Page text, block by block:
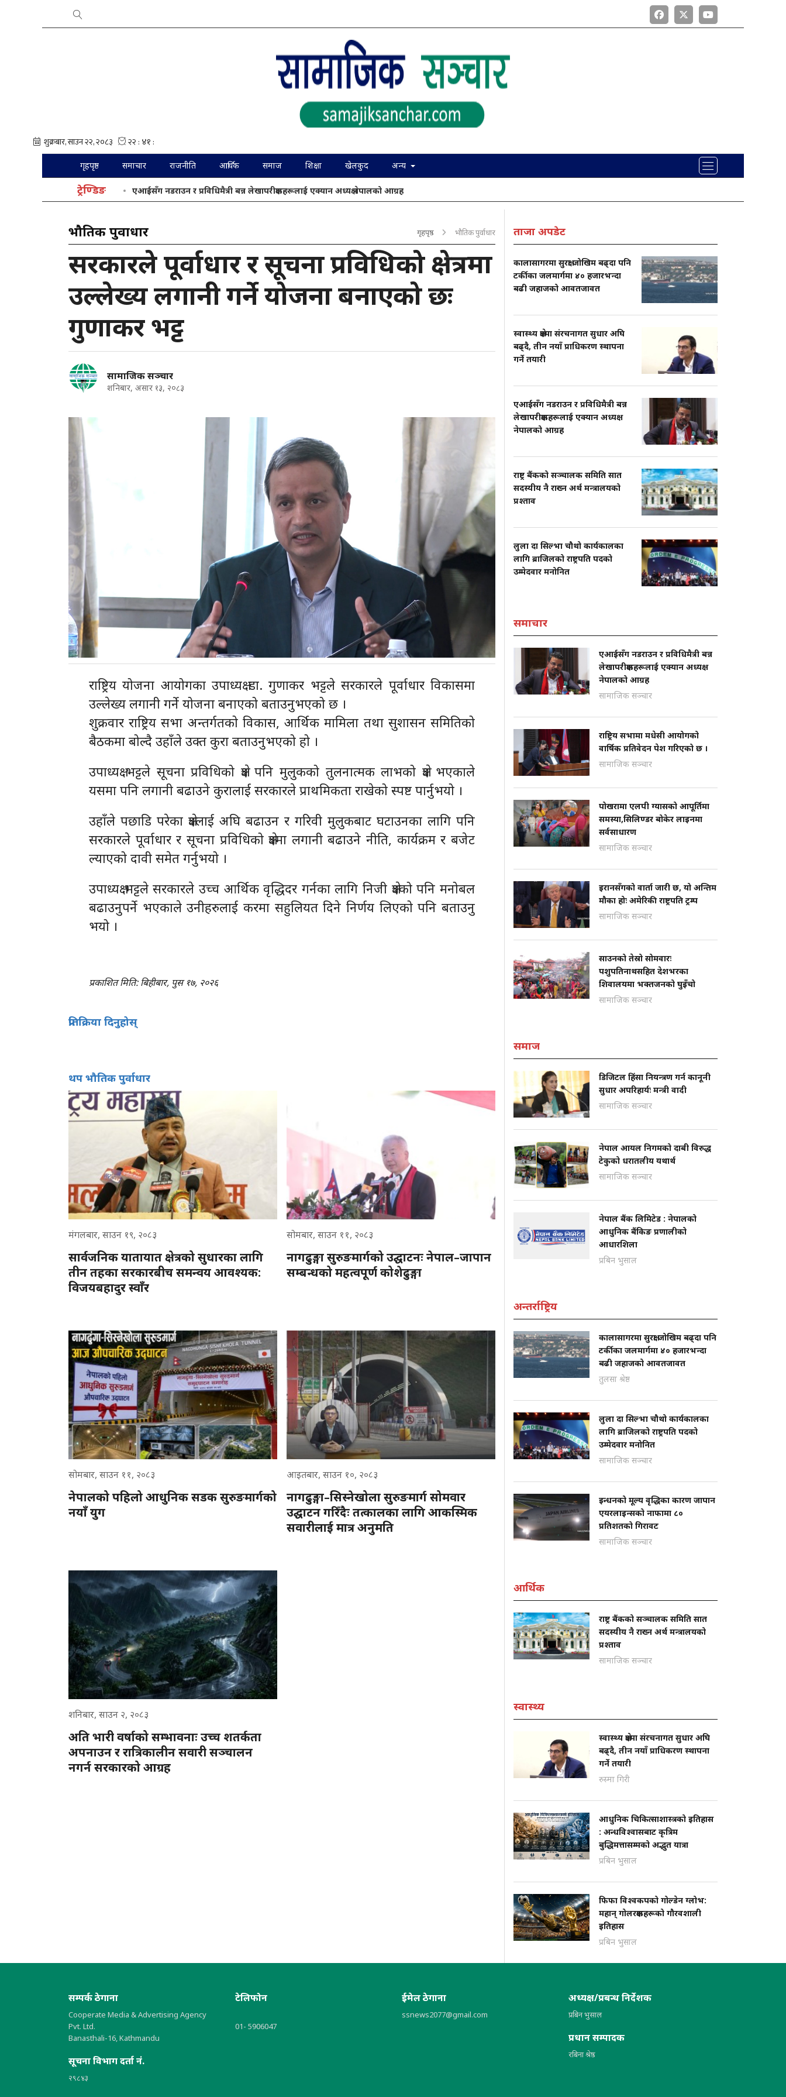
गृहपृष्ठ समाचार राजनीति आर्थिक समाज शिक्षा खेलकुद अन्य
ट्रेण्डिङ एआईसँग नडराउन र प्रविधिमैत्री बन्न लेखापरीक्षकहरूलाई एक्यान अध्यक्ष नेपालको आग्रह
भौतिक पुर्वाधार गृहपृष्ठ भौतिक पुर्वाधार
सरकारले पूर्वाधार र सूचना प्रविधिको क्षेत्रमा
उल्लेख्य लगानी गर्ने योजना बनाएको छः
गुणाकर भट्ट
सामाजिक सञ्चार
शनिबार, असार १३, २०८३
राष्ट्रिय योजना आयोगका उपाध्यक्ष डा. गुणाकर भट्टले सरकारले पूर्वाधार विकासमा
उल्लेख्य लगानी गर्ने योजना बनाएको बताउनुभएको छ ।
शुक्रवार राष्ट्रिय सभा अन्तर्गतको विकास, आर्थिक मामिला तथा सुशासन समितिको
बैठकमा बोल्दै उहाँले उक्त कुरा बताउनुभएको हो ।
उपाध्यक्ष भट्टले सूचना प्रविधिको क्षेत्र पनि मुलुकको तुलनात्मक लाभको क्षेत्र भएकाले
यसमा पनि लगानी बढाउने कुरालाई सरकारले प्राथमिकता राखेको स्पष्ट पार्नुभयो ।
उहाँले पछाडि परेका क्षेत्रलाई अघि बढाउन र गरिवी मुलुकबाट घटाउनका लागि पनि
सरकारले पूर्वाधार र सूचना प्रविधिको क्षेत्रमा लगानी बढाउने नीति, कार्यक्रम र बजेट
ल्याएको दावी समेत गर्नुभयो ।
उपाध्यक्ष भट्टले सरकारले उच्च आर्थिक वृद्धिदर गर्नका लागि निजी क्षेत्रको पनि मनोबल
बढाउनुपर्ने भएकाले उनीहरुलाई करमा सहुलियत दिने निर्णय लिएको पनि बताउनु
भयो ।
प्रकाशित मिति: बिहीबार, पुस १७, २०२६
प्रतिक्रिया दिनुहोस्
थप भौतिक पुर्वाधार
मंगलबार, साउन १९, २०८३
सार्वजनिक यातायात क्षेत्रको सुधारका लागि
तीन तहका सरकारबीच समन्वय आवश्यक:
विजयबहादुर स्वाँर
सोमबार, साउन ११, २०८३
नागढुङ्गा सुरुङमार्गको उद्घाटनः नेपाल–जापान
सम्बन्धको महत्वपूर्ण कोशेढुङ्गा
सोमबार, साउन ११, २०८३
नेपालको पहिलो आधुनिक सडक सुरुङमार्गको
नयाँ युग
आइतबार, साउन १०, २०८३
नागढुङ्गा–सिस्नेखोला सुरुङमार्ग सोमवार
उद्घाटन गरिँदैः तत्कालका लागि आकस्मिक
सवारीलाई मात्र अनुमति
शनिबार, साउन २, २०८३
अति भारी वर्षाको सम्भावनाः उच्च शतर्कता
अपनाउन र रात्रिकालीन सवारी सञ्चालन
नगर्न सरकारको आग्रह
ताजा अपडेट
कालासागरमा सुरक्षा जोखिम बढ्दा पनि
टर्कीका जलमार्गमा ४० हजारभन्दा
बढी जहाजको आवतजावत
स्वास्थ्य क्षेत्रमा संरचनागत सुधार अघि
बढ्दै, तीन नयाँ प्राधिकरण स्थापना
गर्ने तयारी
एआईसँग नडराउन र प्रविधिमैत्री बन्न
लेखापरीक्षकहरूलाई एक्यान अध्यक्ष
नेपालको आग्रह
राष्ट्र बैंकको सञ्चालक समिति सात
सदस्यीय नै राख्न अर्थ मन्त्रालयको
प्रश्ताव
लुला दा सिल्भा चौथो कार्यकालका
लागि ब्राजिलको राष्ट्रपति पदको
उम्मेदवार मनोनित
समाचार
एआईसँग नडराउन र प्रविधिमैत्री बन्न
लेखापरीक्षकहरूलाई एक्यान अध्यक्ष
नेपालको आग्रह
सामाजिक सञ्चार
राष्ट्रिय सभामा मधेसी आयोगको
वार्षिक प्रतिवेदन पेश गरिएको छ ।
सामाजिक सञ्चार
पोखरामा एलपी ग्यासको आपूर्तिमा
समस्या,सिलिण्डर बोकेर लाइनमा
सर्वसाधारण
सामाजिक सञ्चार
इरानसँगको वार्ता जारी छ, यो अन्तिम
मौका होः अमेरिकी राष्ट्रपति ट्रम्प
सामाजिक सञ्चार
साउनको तेस्रो सोमवारः
पशुपतिनाथसहित देशभरका
शिवालयमा भक्तजनको घुइँचो
सामाजिक सञ्चार
समाज
डिजिटल हिंसा नियन्त्रण गर्न कानूनी
सुधार अपरिहार्यः मन्त्री वादी
सामाजिक सञ्चार
नेपाल आयल निगमको दाबी विरुद्ध
टेकुको धरातलीय यथार्थ
सामाजिक सञ्चार
नेपाल बैंक लिमिटेड : नेपालको
आधुनिक बैंकिङ प्रणालीको
आधारशिला
प्रबिन भुसाल
अन्तर्राष्ट्रिय
कालासागरमा सुरक्षा जोखिम बढ्दा पनि
टर्कीका जलमार्गमा ४० हजारभन्दा
बढी जहाजको आवतजावत
तुलसा श्रेष्ठ
लुला दा सिल्भा चौथो कार्यकालका
लागि ब्राजिलको राष्ट्रपति पदको
उम्मेदवार मनोनित
सामाजिक सञ्चार
इन्धनको मूल्य वृद्धिका कारण जापान
एयरलाइन्सको नाफामा ८०
प्रतिशतको गिरावट
सामाजिक सञ्चार
आर्थिक
राष्ट्र बैंकको सञ्चालक समिति सात
सदस्यीय नै राख्न अर्थ मन्त्रालयको
प्रश्ताव
सामाजिक सञ्चार
स्वास्थ्य
स्वास्थ्य क्षेत्रमा संरचनागत सुधार अघि
बढ्दै, तीन नयाँ प्राधिकरण स्थापना
गर्ने तयारी
रुस्मा गिरी
आधुनिक चिकित्साशास्त्रको इतिहास
: अन्धविश्वासबाट कृत्रिम
बुद्धिमत्तासम्मको अद्भुत यात्रा
प्रबिन भुसाल
फिफा विश्वकपको गोल्डेन ग्लोभ:
महान् गोलरक्षकहरूको गौरवशाली
इतिहास
प्रबिन भुसाल
सम्पर्क ठेगाना
Cooperate Media & Advertising Agency
Pvt. Ltd.
Banasthali-16, Kathmandu
सूचना विभाग दर्ता नं.
२९८४३
टेलिफोन
01- 5906047
ईमेल ठेगाना
ssnews2077@gmail.com
अध्यक्ष/प्रबन्ध निर्देशक
प्रबिन भुसाल
प्रधान सम्पादक
रबिना श्रेष्ठ